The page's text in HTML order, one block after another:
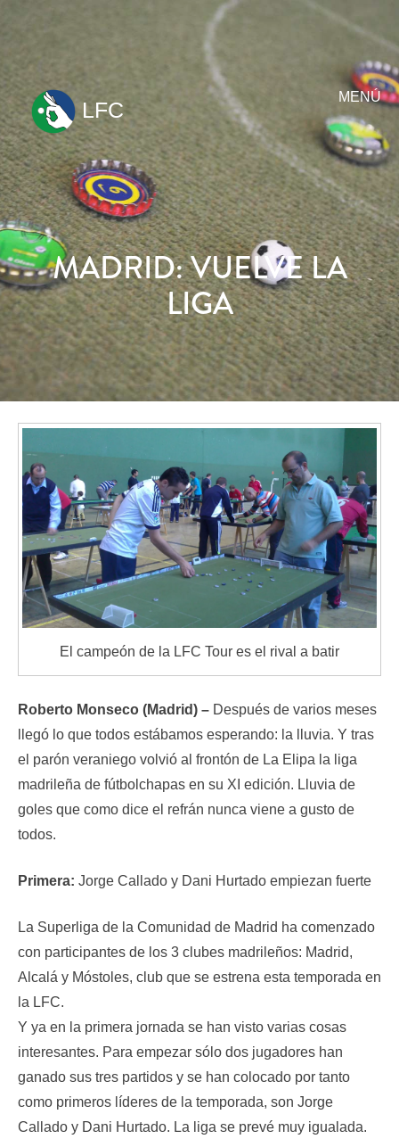
MENÚ
ir
al
contenido
LFC
MADRID: VUELVE LA
LIGA
El campeón de la LFC Tour es el rival a batir
Roberto Monseco (Madrid) – Después de varios meses
llegó lo que todos estábamos esperando: la lluvia. Y tras
el parón veraniego volvió al frontón de La Elipa la liga
madrileña de fútbolchapas en su XI edición. Lluvia de
goles que como dice el refrán nunca viene a gusto de
todos.
Primera: Jorge Callado y Dani Hurtado empiezan fuerte
La Superliga de la Comunidad de Madrid ha comenzado
con participantes de los 3 clubes madrileños: Madrid,
Alcalá y Móstoles, club que se estrena esta temporada en
la LFC.
Y ya en la primera jornada se han visto varias cosas
interesantes. Para empezar sólo dos jugadores han
ganado sus tres partidos y se han colocado por tanto
como primeros líderes de la temporada, son Jorge
Callado y Dani Hurtado. La liga se prevé muy igualada.